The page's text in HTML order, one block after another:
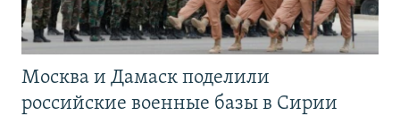
Москва и Дамаск поделили
российские военные базы в Сирии